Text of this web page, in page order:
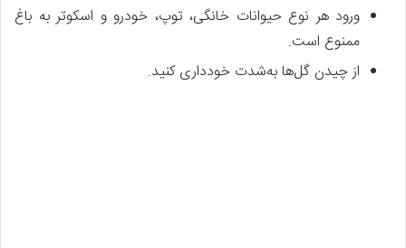
ورود هر نوع حیوانات خانگی، توپ، خودرو و اسکوتر به باغ
ممنوع است.
از چیدن گل‌ها به‌شدت خودداری کنید.